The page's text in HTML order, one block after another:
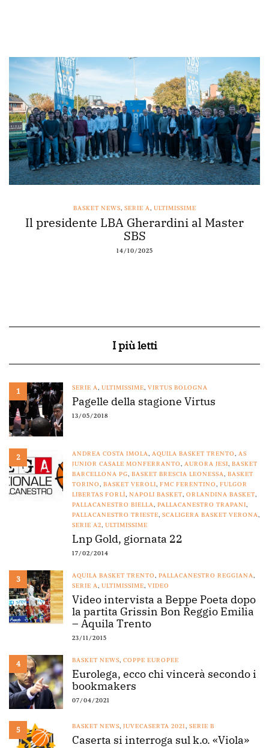
BASKET NEWS, SERIE A, ULTIMISSIME
Il presidente LBA Gherardini al Master
SBS
14/10/2025
I più letti
1 SERIE A, ULTIMISSIME, VIRTUS BOLOGNA
Pagelle della stagione Virtus
13/05/2018
2 ANDREA COSTA IMOLA, AQUILA BASKET TRENTO, AS
JUNIOR CASALE MONFERRANTO, AURORA JESI, BASKET
BARCELLONA PG, BASKET BRESCIA LEONESSA, BASKET
TORINO, BASKET VEROLI, FMC FERENTINO, FULGOR
LIBERTAS FORLÌ, NAPOLI BASKET, ORLANDINA BASKET,
PALLACANESTRO BIELLA, PALLACANESTRO TRAPANI,
PALLACANESTRO TRIESTE, SCALIGERA BASKET VERONA,
SERIE A2, ULTIMISSIME
Lnp Gold, giornata 22
17/02/2014
3 AQUILA BASKET TRENTO, PALLACANESTRO REGGIANA,
SERIE A, ULTIMISSIME, VIDEO
Video intervista a Beppe Poeta dopo
la partita Grissin Bon Reggio Emilia
– Aquila Trento
23/11/2015
4 BASKET NEWS, COPPE EUROPEE
Eurolega, ecco chi vincerà secondo i
bookmakers
07/04/2021
5 BASKET NEWS, JUVECASERTA 2021, SERIE B
Caserta si interroga sul k.o. «Viola»